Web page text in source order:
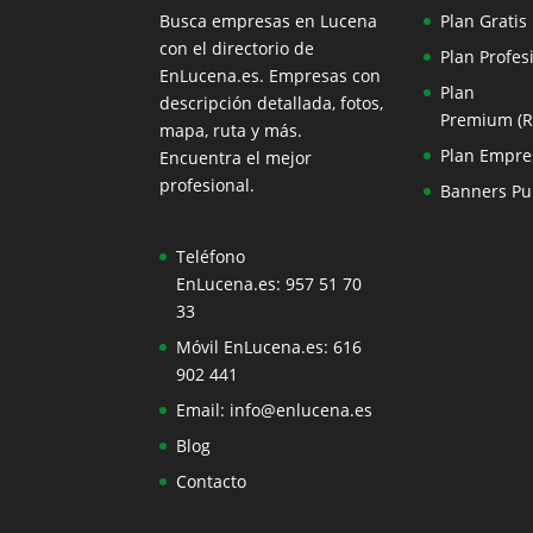
Busca empresas en Lucena
con el directorio de
EnLucena.es. Empresas con
descripción detallada, fotos,
mapa, ruta y más.
Encuentra el mejor
profesional.
Teléfono
EnLucena.es: 957 51 70
33
Móvil EnLucena.es:616
902 441
Email: info@enlucena.es
Blog
Contacto
Plan Gratis
Plan
Plan
Premium
Plan
Banners